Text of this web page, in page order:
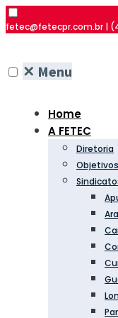
fetec@fetecpr.com.br |
✕ Menu
Home
A FETEC
Diretoria
Objetivos